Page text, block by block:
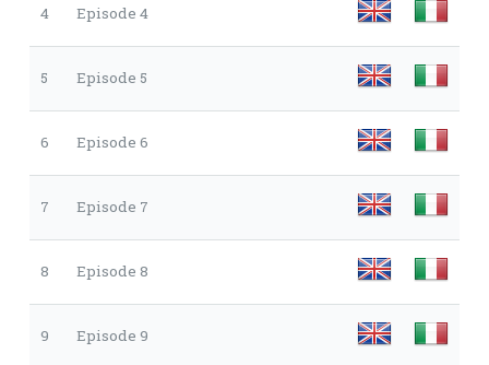
4 Episode 4
5 Episode 5
6 Episode 6
7 Episode 7
8 Episode 8
9 Episode 9